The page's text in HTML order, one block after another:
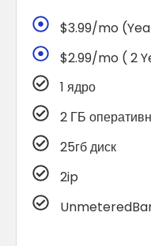
$3.99/mo
$2.99/mo ( 2
1 ядро
2 ГБ
25гб диск
2ip